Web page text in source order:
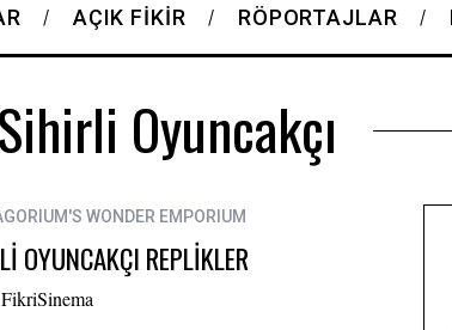
AÇIK FIKIR RÖPORTAJLAR
Sihirli Oyuncakçı
WONDER EMPORIUM
OYUNCAKÇI REPLİKLER
FikriSinema